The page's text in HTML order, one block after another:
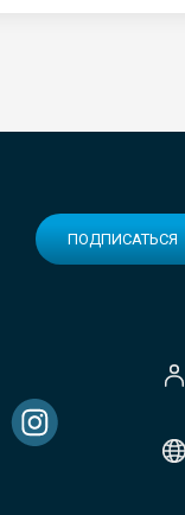
ПОДПИСАТЬСЯ